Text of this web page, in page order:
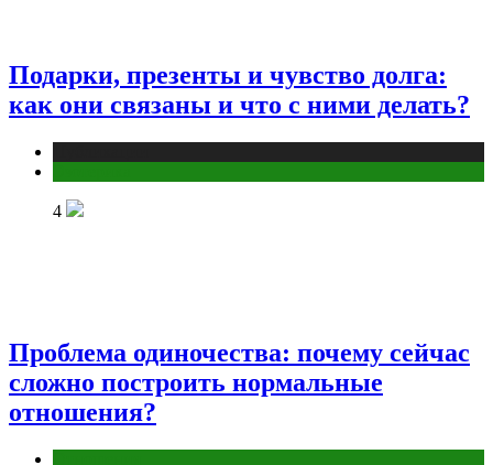
Подарки, презенты и чувство долга:
как они связаны и что с ними делать?
4
Проблема одиночества: почему сейчас
сложно построить нормальные
отношения?